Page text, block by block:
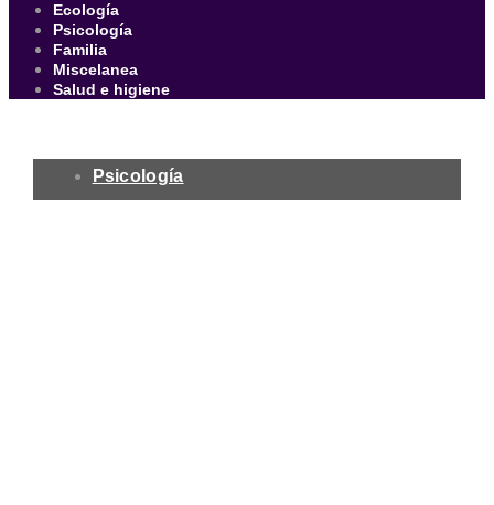
Ecología
Psicología
Familia
Miscelanea
Salud e higiene
Psicología